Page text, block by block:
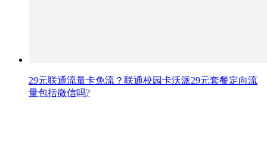
29元联通流量卡免流？联通校园卡沃派29元套餐定向流
量包括微信吗?